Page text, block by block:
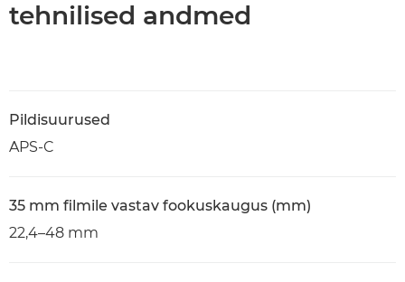
tehnilised andmed
Pildisuurused
APS-C
35 mm filmile vastav fookuskaugus (mm)
22,4–48 mm